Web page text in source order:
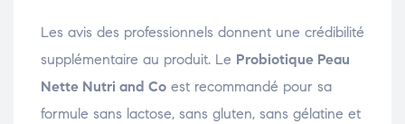
Les avis des professionnels donnent une crédibilité
supplémentaire au produit. Le Probiotique Peau
Nette Nutri and Co est recommandé pour sa
formule sans lactose, sans gluten, sans gélatine et